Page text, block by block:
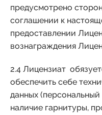
предусмотрено
соглашении к
предоставлении
вознаграждения
2.4 Лицензиат
обеспечить себе
данных
наличие гарнитуры,